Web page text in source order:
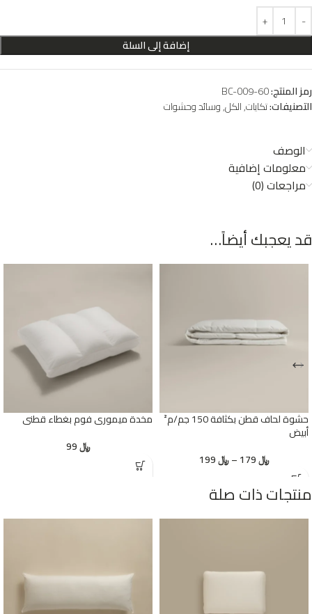
إضافة إلى السلة
رمز المنتج:BC-009-60
التصنيفات:تكايات,الكل,وسائد وحشوات
الوصف
معلومات إضافية
مراجعات (0)
قد يعجبك أيضاً…
حشوة لحاف قطن بكثافة 150 جم/م²
أبيض
﷼
–﷼
مخدة ميموري فوم بغطاء قطني
﷼
منتجات ذات صلة